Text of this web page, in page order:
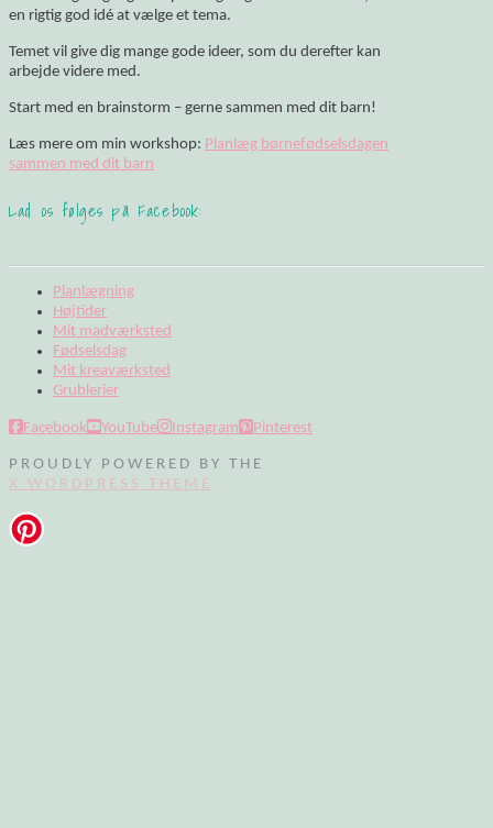
en rigtig god idé at vælge et tema.
Temet vil give dig mange gode ideer, som du derefter kan
arbejde videre med.
Start med en brainstorm – gerne sammen med dit barn!
Læs mere om min workshop: Planlæg børnefødselsdagen
sammen med dit barn
Lad os følges på Facebook:
Planlægning
Højtider
Mit madværksted
Fødselsdag
Mit kreaværksted
Grublerier
Facebook YouTube Instagram Pinterest
PROUDLY POWERED BY THE
X WORDPRESS THEME